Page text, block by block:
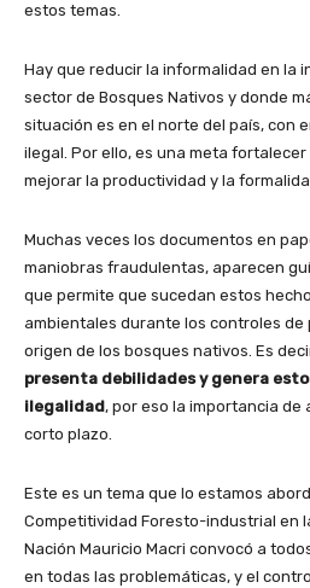
estos temas.
Hay que reducir la informalidad en la
sector de Bosques Nativos y donde
situación es en el norte del país, con
ilegal. Por ello, es una meta
mejorar la productividad y la
Muchas veces los documentos en
maniobras fraudulentas, aparecen
que permite que sucedan estos
ambientales durante los controles
origen de los bosques nativos. Es
presenta debilidades y genera
ilegalidad, por eso la importancia de
corto plazo.
Este es un tema que lo estamos
Competitividad Foresto-industrial en
Nación Mauricio Macri convocó a
en todas las problemáticas, y el